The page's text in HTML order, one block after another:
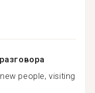
people, visiting